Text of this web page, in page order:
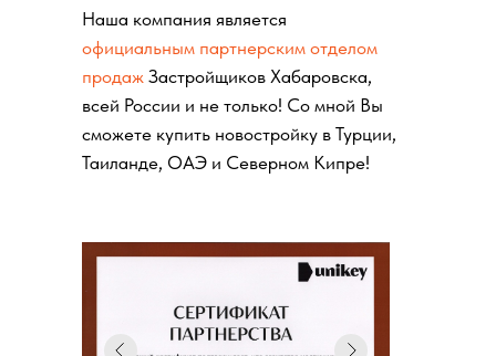
Наша компания является
официальным партнерским отделом
продаж Застройщиков Хабаровска,
всей России и не только! Со мной Вы
сможете купить новостройку в Турции,
Таиланде, ОАЭ и Северном Кипре!